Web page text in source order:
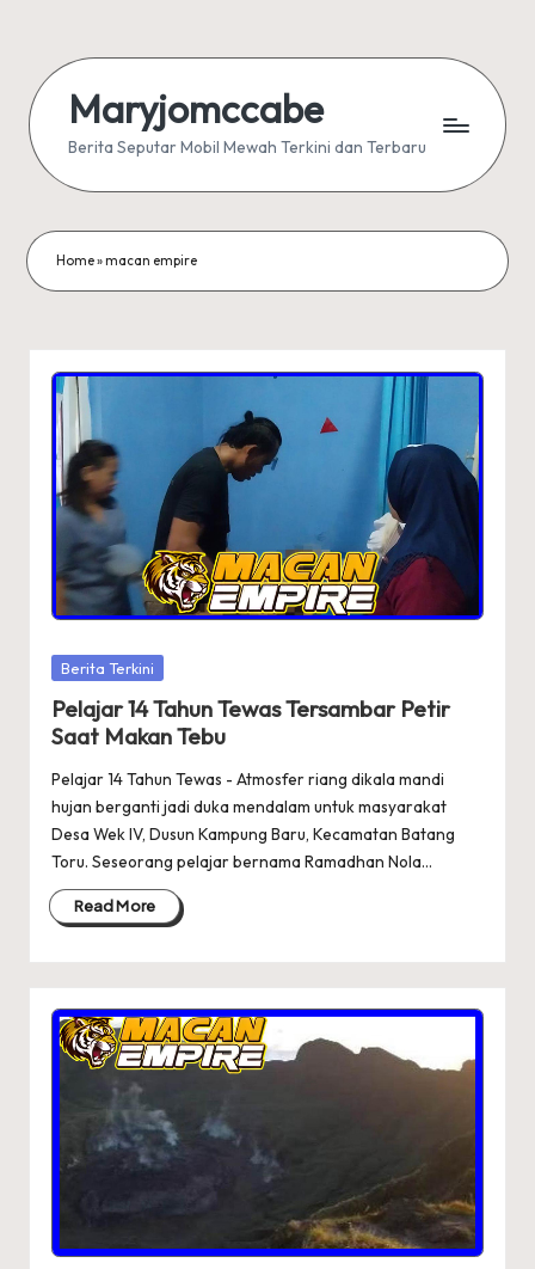
content
Maryjomccabe
Berita Seputar Mobil Mewah Terkini dan Terbaru
Home»macan empire
Posted
Berita Terkini
Pelajar 14 Tahun Tewas Tersambar Petir
Saat Makan Tebu
Pelajar 14 Tahun Tewas - Atmosfer riang dikala mandi
hujan berganti jadi duka mendalam untuk masyarakat
Desa Wek IV, Dusun Kampung Baru, Kecamatan Batang
Toru. Seseorang pelajar bernama Ramadhan Nola…
Read More